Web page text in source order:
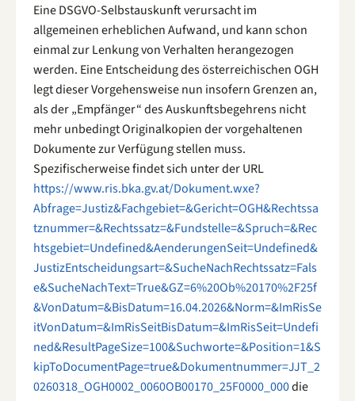
Eine DSGVO-Selbstauskunft verursacht im
allgemeinen erheblichen Aufwand, und kann schon
einmal zur Lenkung von Verhalten herangezogen
werden. Eine Entscheidung des österreichischen OGH
legt dieser Vorgehensweise nun insofern Grenzen an,
als der „Empfänger“ des Auskunftsbegehrens nicht
mehr unbedingt Originalkopien der vorgehaltenen
Dokumente zur Verfügung stellen muss.
Spezifischerweise findet sich unter der URL
https://www.ris.bka.gv.at/Dokument.wxe?
Abfrage=Justiz&Fachgebiet=&Gericht=OGH&Rechtssa
tznummer=&Rechtssatz=&Fundstelle=&Spruch=&Rec
htsgebiet=Undefined&AenderungenSeit=Undefined&
JustizEntscheidungsart=&SucheNachRechtssatz=Fals
e&SucheNachText=True&GZ=6%20Ob%20170%2F25f
&VonDatum=&BisDatum=16.04.2026&Norm=&ImRisSe
itVonDatum=&ImRisSeitBisDatum=&ImRisSeit=Undefi
ned&ResultPageSize=100&Suchworte=&Position=1&S
kipToDocumentPage=true&Dokumentnummer=JJT_2
0260318_OGH0002_0060OB00170_25F0000_000die